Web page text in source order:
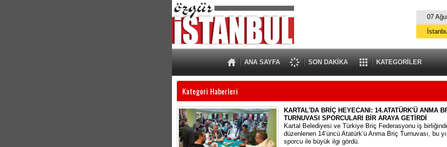
07
ANA SAYFA SON DAKİKA KATEGORİLER
Kategori Haberleri
KARTAL'DA BRİÇ HEYECANI: 14.ATATÜRK'Ü ANMA
TURNUVASI SPORCULARI BİR ARAYA GETİRDİ
Kartal Belediyesi ve Türkiye Briç Federasyonu iş
düzenlenen 14’üncü Atatürk’ü Anma Briç Turnuvası, bu
sporcu ile büyük ilgi gördü.